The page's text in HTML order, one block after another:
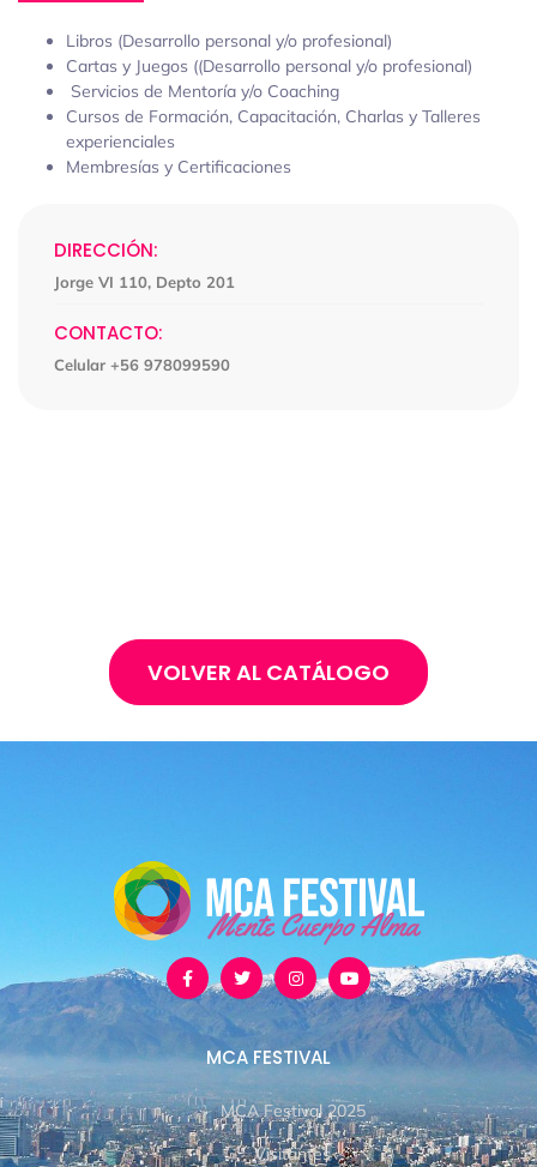
Libros (Desarrollo personal y/o profesional)
Cartas y Juegos ((Desarrollo personal y/o profesional)
Servicios de Mentoría y/o Coaching
Cursos de Formación, Capacitación, Charlas y Talleres
experienciales
Membresías y Certificaciones
DIRECCIÓN:
Jorge VI 110, Depto 201
CONTACTO:
Celular +56 978099590
VOLVER AL CATÁLOGO
MCA FESTIVAL
MCA Festival 2025
Visitantes